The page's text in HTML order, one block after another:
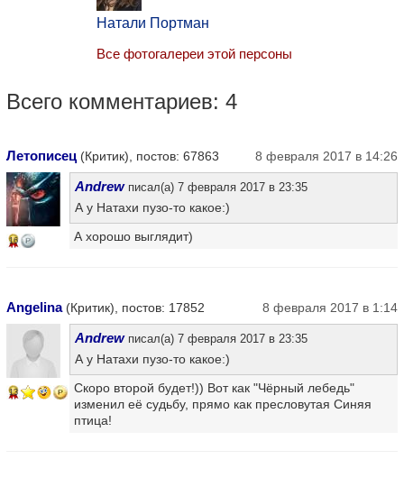
Натали Портман
Все фотогалереи этой персоны
Всего комментариев: 4
Летописец (Критик), постов: 67863 8 февраля 2017 в 14:26
16
Andrewписал(а) 7 февраля 2017 в 23:35
А у Натахи пузо-то какое:)
А хорошо выглядит)
Angelina(Критик), постов: 17852 8 февраля 2017 в 1:14
13
Andrewписал(а) 7 февраля 2017 в 23:35
А у Натахи пузо-то какое:)
Скоро второй будет!)) Вот как "Чёрный лебедь"
изменил её судьбу, прямо как пресловутая Синяя
птица!